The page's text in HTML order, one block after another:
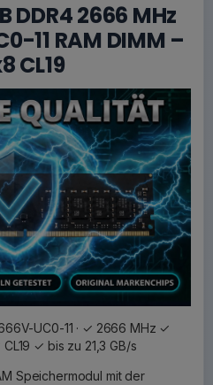
DDR4 2666 MHz
11 RAM DIMM –
CL19
UC0-11 · ✓ 2666 MHz ✓
✓ bis zu 21,3 GB/s
Speichermodul mit der